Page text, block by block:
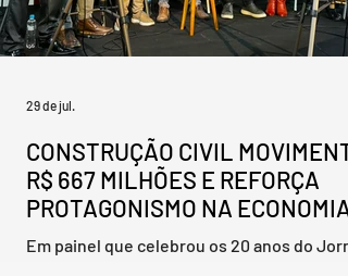
CONSTRUÇÃO CIVIL
R$ 667 MILHÕES E REFORÇA
PROTAGONISMO NA ECONOMIA
REGIONAL.
Em painel que celebrou os 20 anos do
29 de jul.